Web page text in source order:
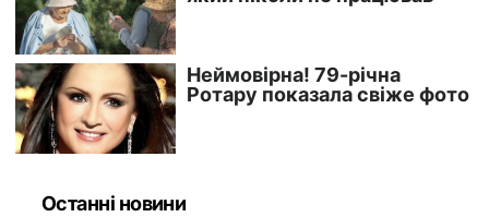
Останні новини